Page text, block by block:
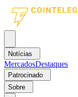
Notícias
MercadosDestaques
Patrocinado
Sobre